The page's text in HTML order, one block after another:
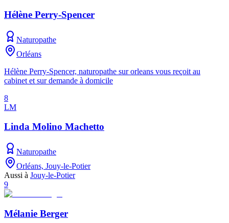
Hélène Perry-Spencer
Naturopathe
Orléans
Hélène Perry-Spencer, naturopathe sur orleans vous reçoit au
cabinet et sur demande à domicile
8
LM
Linda Molino Machetto
Naturopathe
Orléans, Jouy-le-Potier
Aussi à Jouy-le-Potier
9
Mélanie Berger